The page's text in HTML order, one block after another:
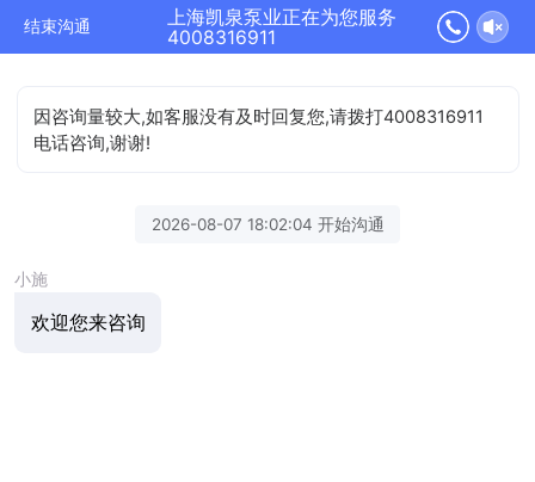
结束沟通
上海凯泉泵业正在为您服务
4008316911
因咨询量较大,如客服没有及时回复您,请拨打4008316911
电话咨询,谢谢!
2026-08-07 18:02:04 开始沟通
小施
欢迎您来咨询